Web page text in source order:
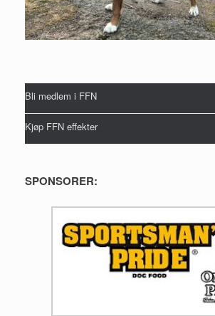
Bli medlem i FFN
Kjøp FFN effekter
SPONSORER: